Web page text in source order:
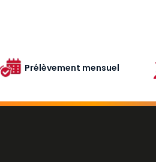
Prélèvement mensuel